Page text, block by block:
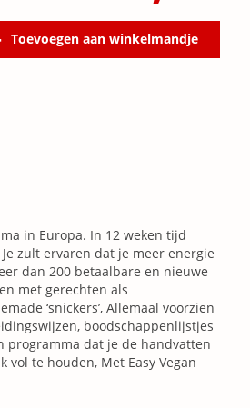
Toevoegen aan winkelmandje
in Europa. In 12 weken tijd
zult ervaren dat je meer energie
dan 200 betaalbare en nieuwe
met gerechten als
‘snickers’, Allemaal voorzien
boodschappenlijstjes
programma dat je de handvatten
te houden, Met Easy Vegan